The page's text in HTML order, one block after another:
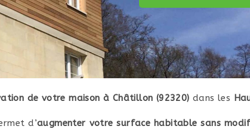
de votre maison à Châtillon (92320) dans les
d’augmenter votre surface habitable sans